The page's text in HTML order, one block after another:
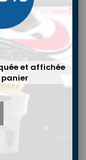
et affichée